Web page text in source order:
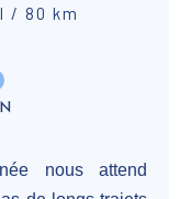
/ 80 km
nous attend